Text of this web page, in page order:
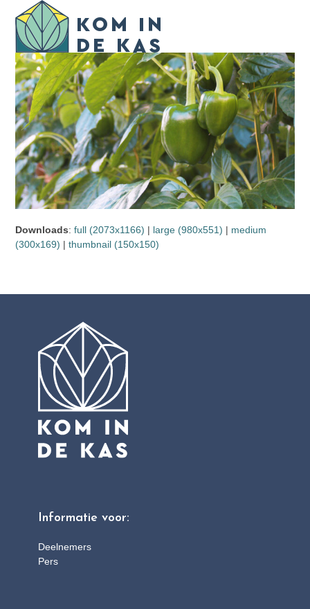
content
Open
mobile
menu
Close
mobile
menu
Downloads:full (2073x1166) | large (980x551) | medium
(300x169) |thumbnail (150x150)
Informatie voor:
Deelnemers
Pers